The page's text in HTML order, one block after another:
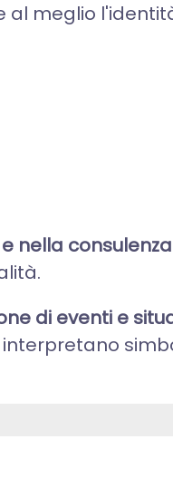
meglio
nella
di eventi e